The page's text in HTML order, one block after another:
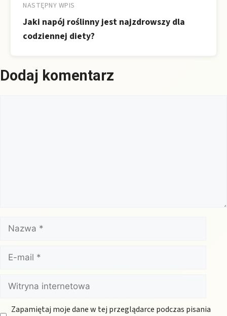
NASTĘPNY WPIS
Jaki napój roślinny jest najzdrowszy dla
codziennej diety?
Dodaj komentarz
Nazwa
mail
Witryna
internetowa
Zapamiętaj moje dane w tej przeglądarce podczas pisania